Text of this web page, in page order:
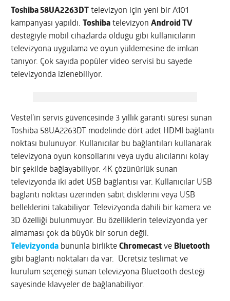
Toshiba 58UA2263DT
televizyon için yeni bir A101
kampanyası yapıldı.
Toshiba televizyonAndroid TV
desteğiyle mobil cihazlarda olduğu gibi kullanıcıların
televizyona uygulama ve oyun yüklemesine de imkan
tanıyor. Çok sayıda popüler video servisi bu sayede
televizyonda izlenebiliyor.
Vestel’in servis güvencesinde 3 yıllık garanti süresi sunan
Toshiba 58UA2263DT modelinde dört adet HDMI bağlantı
noktası bulunuyor. Kullanıcılar bu bağlantıları kullanarak
televizyona oyun konsollarını veya uydu alıcılarını kolay
bir şekilde bağlayabiliyor. 4K çözünürlük sunan
televizyonda iki adet USB bağlantısı var. Kullanıcılar USB
bağlantı noktası üzerinden sabit disklerini veya USB
belleklerini takabiliyor. Televizyonda dahili bir kamera ve
3D özelliği bulunmuyor. Bu özelliklerin televizyonda yer
almaması çok da büyük bir sorun değil.
Televizyonda bununla birlikteChromecast ve Bluetooth
gibi bağlantı noktaları da var. Ücretsiz teslimat ve
kurulum seçeneği sunan televizyona Bluetooth desteği
sayesinde klavyeler de bağlanabiliyor.